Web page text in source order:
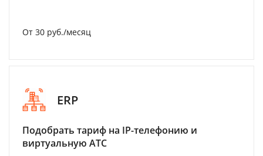
От 30 руб./месяц
ERP
Подобрать тариф на IP-телефонию и
виртуальную АТС